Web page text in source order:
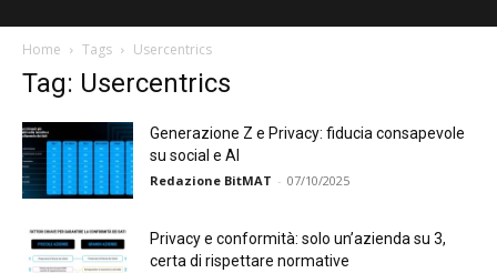
Home Tags Usercentrics
Tag: Usercentrics
Generazione Z e Privacy: fiducia consapevole
su social e AI
Redazione BitMAT - 07/10/2025
Privacy e conformità: solo un’azienda su 3,
certa di rispettare normative